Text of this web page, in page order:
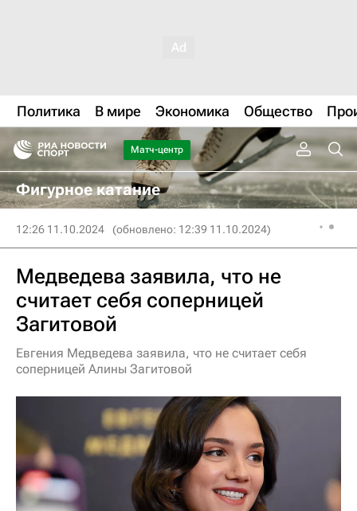
Политика В мире Экономика Общество
Матч-центр
Фигурное катание
12:26 11.10.2024 (обновлено: 12:39 11.10.2024)
Медведева заявила, что не
считает себя соперницей
Загитовой
Евгения Медведева заявила, что не считает себя
соперницей Алины Загитовой